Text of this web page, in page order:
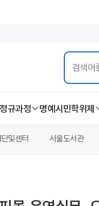
정규과정 명예시민학위제
및센터 서울도서관